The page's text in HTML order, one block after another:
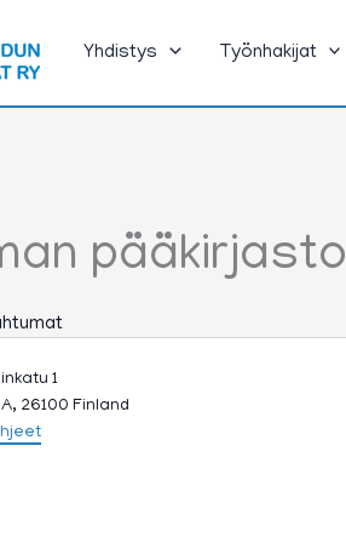
Yhdistys
Työnhakijat
pääkirjasto
1
, 26100 Finland